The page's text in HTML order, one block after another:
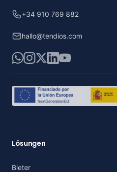
+34 910 769 882
hallo@tendios.com
WhatsApp
Instagram
X LinkedIn
YouTube
Lösungen
Bieter